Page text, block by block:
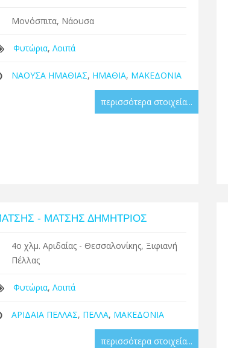
Μονόσπιτα, Νάουσα
Φυτώρια, Λοιπά
ΝΑΟΥΣΑ ΗΜΑΘΙΑΣ, ΗΜΑΘΙΑ, ΜΑΚΕΔΟΝΙΑ
περισσότερα στοιχεία...
- ΜΑΤΣΗΣ ΔΗΜΗΤΡΙΟΣ
4ο χλμ. Αριδαίας - Θεσσαλονίκης, Ξιφιανή
Πέλλας
Φυτώρια, Λοιπά
ΑΡΙΔΑΙΑ ΠΕΛΛΑΣ, ΠΕΛΛΑ, ΜΑΚΕΔΟΝΙΑ
περισσότερα στοιχεία...